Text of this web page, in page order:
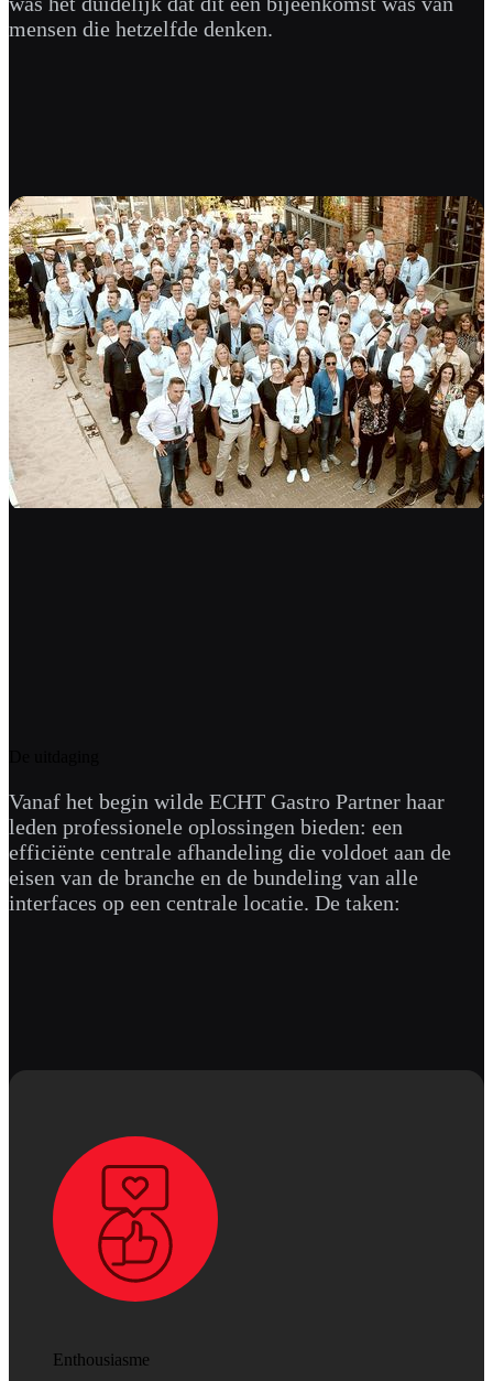
mensen die hetzelfde denken.
Vanaf het begin wilde ECHT Gastro Partner haar
leden professionele oplossingen bieden: een
efficiënte centrale afhandeling die voldoet aan de
eisen van de branche en de bundeling van alle
interfaces op een centrale locatie. De taken:
Enthousiasme